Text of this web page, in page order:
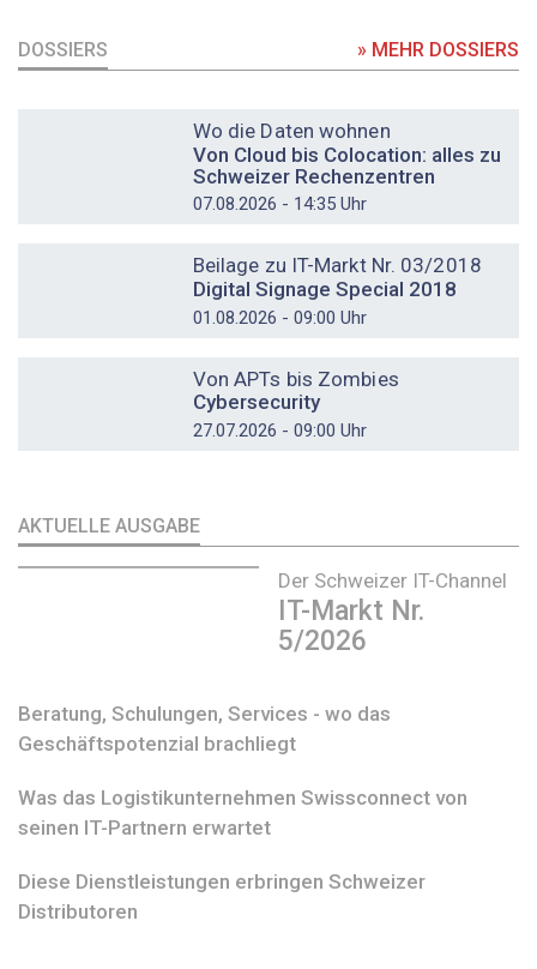
DOSSIERS » MEHR DOSSIERS
Wo die Daten wohnen
Von Cloud bis Colocation: alles zu
Schweizer Rechenzentren
07.08.2026 - 14:35 Uhr
Beilage zu IT-Markt Nr. 03/2018
Digital Signage Special 2018
01.08.2026 - 09:00 Uhr
Von APTs bis Zombies
Cybersecurity
27.07.2026 - 09:00 Uhr
AKTUELLE AUSGABE
Der Schweizer IT-Channel
IT-Markt Nr.
5/2026
Beratung, Schulungen, Services - wo das
Geschäftspotenzial brachliegt
Was das Logistikunternehmen Swissconnect von
seinen IT-Partnern erwartet
Diese Dienstleistungen erbringen Schweizer
Distributoren